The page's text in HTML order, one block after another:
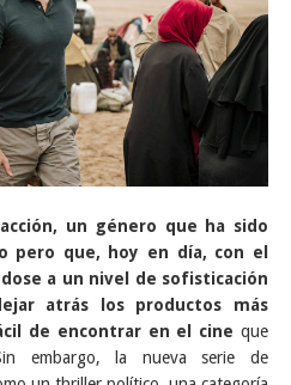
un género que ha sido
pero que, hoy en día, con el
a un nivel de sofisticación
atrás los productos más
de encontrar en el cine que
embargo, la nueva serie de